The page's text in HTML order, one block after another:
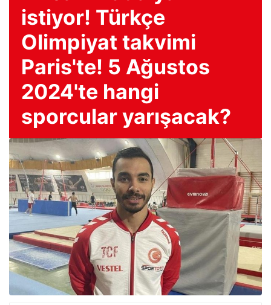
istiyor! Türkçe
Olimpiyat takvimi
Paris'te! 5 Ağustos
2024'te hangi
sporcular yarışacak?